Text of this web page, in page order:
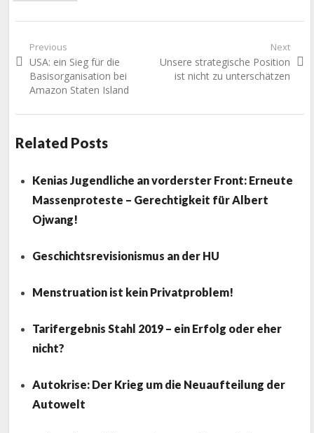
Beitragsnavigation
Previous
Previous
post:
USA: ein Sieg für die
Basisorganisation bei
Amazon Staten Island
Next
Next
post:
Unsere strategische Position
ist nicht zu unterschätzen
Related Posts
Kenias Jugendliche an vorderster Front: Erneute
Massenproteste – Gerechtigkeit für Albert
Ojwang!
Geschichtsrevisionismus an der HU
Menstruation ist kein Privatproblem!
Tarifergebnis Stahl 2019 – ein Erfolg oder eher
nicht?
Autokrise: Der Krieg um die Neuaufteilung der
Autowelt